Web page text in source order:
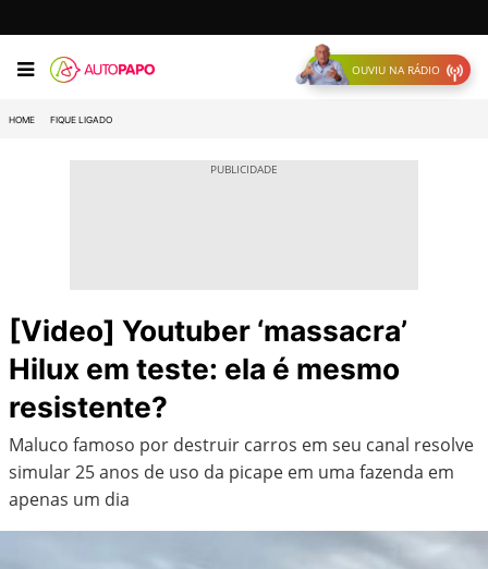
OUVIU NA RÁDIO
HOME FIQUE LIGADO
[Video] Youtuber ‘massacra’
Hilux em teste: ela é mesmo
resistente?
Maluco famoso por destruir carros em seu canal resolve
simular 25 anos de uso da picape em uma fazenda em
apenas um dia